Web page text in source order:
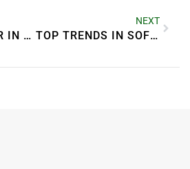
THE ROLE OF VR IN WORKPLACE TRAINING
NEXT
TOP TRENDS IN SOFTWARE DEVELOPMENT